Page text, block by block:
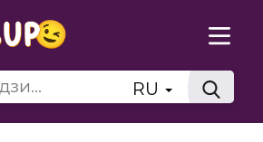
RU